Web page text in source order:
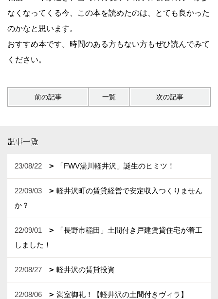
なくなってくる今、この本を読めたのは、とても良かった
のかなと思います。
おすすめ本です。時間のある方もない方もぜひ読んでみて
ください。
前の記事 一覧 次の記事
記事一覧
23/08/22 「FWV湯川軽井沢」誕生のヒミツ！
22/09/03
軽井沢町の賃貸経営で安定収入つくりません
か？
22/09/01
「長野市稲田」土間付き戸建賃貸住宅が着工
しました！
22/08/27 軽井沢の賃貸投資
22/08/06 満室御礼！【軽井沢の土間付きヴィラ】